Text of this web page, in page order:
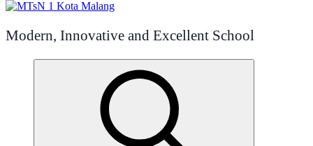
Modern, Innovative and Excellent School